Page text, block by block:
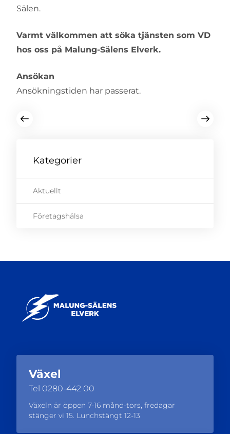
Sälen.
Varmt välkommen att söka tjänsten som VD
hos oss på Malung-Sälens Elverk.
Ansökan
Ansökningstiden har passerat.
Kategorier
Aktuellt
Företagshälsa
Växel
Tel 0280-442 00
Växeln är öppen 7-16 månd-tors, fredagar
stänger vi 15. Lunchstängt 12-13